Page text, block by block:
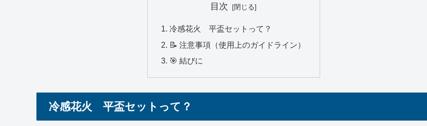
目次
冷感花火 平盃セットって？
📝 注意事項（使用上のガイドライン）
🎯 結びに
冷感花火 平盃セットって？